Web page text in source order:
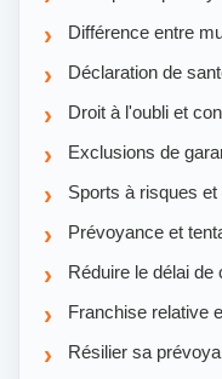
Différence entre
Déclaration de
Droit à l'oubli et
Exclusions de
Sports à risques
Prévoyance et
Réduire le délai
Franchise relative
Résilier sa